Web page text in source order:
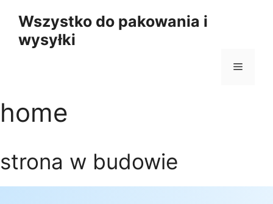
treści
Wszystko do pakowania i
wysyłki
Menu
home
strona w budowie